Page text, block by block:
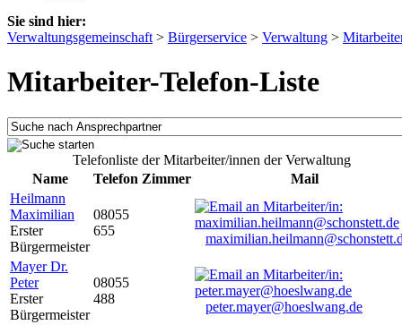
Sie sind hier:
Verwaltungsgemeinschaft > Bürgerservice > Verwaltung >
Mitarbeiter-Telefon-Liste
Telefonliste der Mitarbeiter/innen der Verwaltung
Name
Telefon Zimmer
Mail
Heilmann
Maximilian
Erster
Bürgermeister
08055
655
Mayer Dr.
Peter
Erster
Bürgermeister
08055
488
peter.mayer@hoeslwang.de